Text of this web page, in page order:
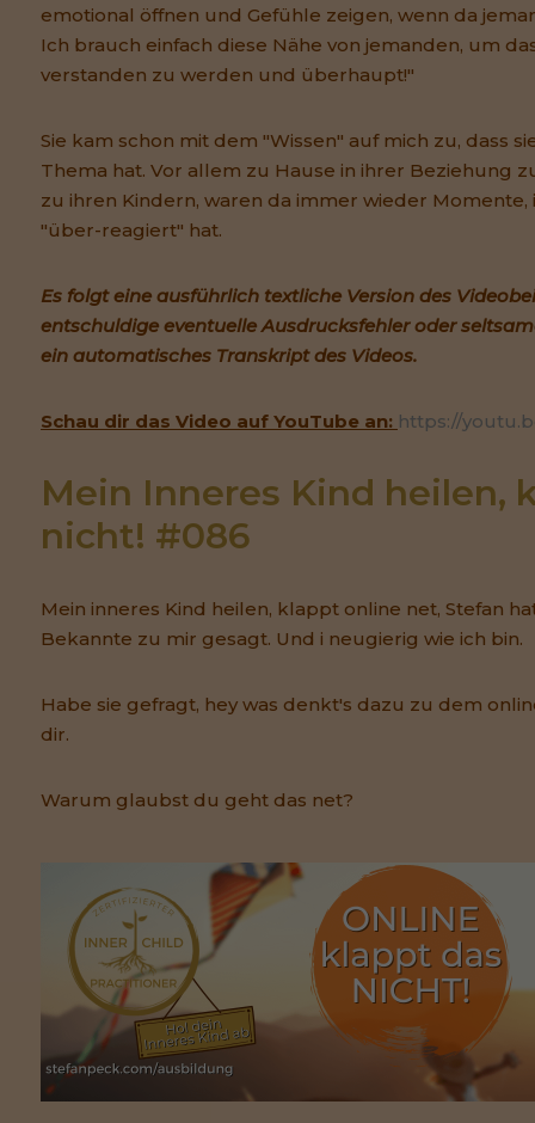
emotional öffnen und Gefühle zeigen, wenn da
Ich brauch einfach diese Nähe von jemanden, um
verstanden zu werden und überhaupt!"
Sie kam schon mit dem "Wissen" auf mich zu, dass
Thema hat. Vor allem zu Hause in ihrer Beziehung
zu ihren Kindern, waren da immer wieder Momente,
"über-reagiert" hat.
Es folgt eine ausführlich textliche Version des
entschuldige eventuelle Ausdrucksfehler oder
ein automatisches Transkript des Videos.
Schau dir das Video auf YouTube an: https://
Mein Inneres Kind heilen,
nicht! #086
Mein inneres Kind heilen, klappt online net, Stefan
Bekannte zu mir gesagt. Und i neugierig wie ich bin.
Habe sie gefragt, hey was denkt's dazu zu dem
dir.
Warum glaubst du geht das net?